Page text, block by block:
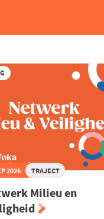
2026 TRAJECT
Milieu en